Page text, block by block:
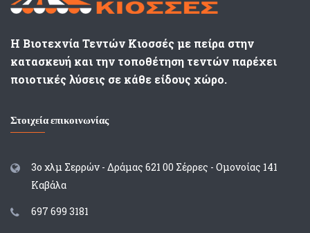
Η Βιοτεχνία Τεντών Κιοσσές με πείρα στην
κατασκευή και την τοποθέτηση τεντών παρέχει
ποιοτικές λύσεις σε κάθε είδους χώρο.
Στοιχεία επικοινωνίας
3ο χλμ Σερρών - Δράμας 621 00 Σέρρες - Ομονοίας 141
Καβάλα
697 699 3181